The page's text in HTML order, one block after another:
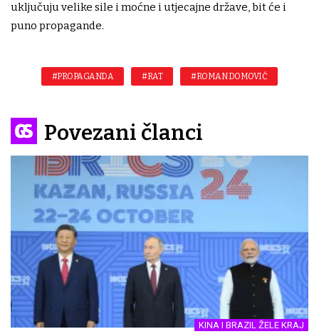
uključuju velike sile i moćne i utjecajne države, bit će i
puno propagande.
#PROPAGANDA #RAT #ROMAN DOMOVIĆ
Povezani članci
KINA I BRAZIL ŽELE KRAJ